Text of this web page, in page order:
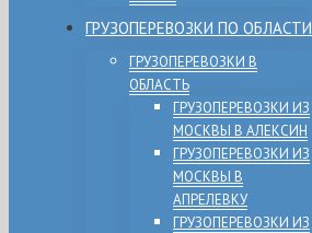
ГРУЗОПЕРЕВОЗКИ ПО ОБЛАСТИ
ГРУЗОПЕРЕВОЗКИ В
ОБЛАСТЬ
ГРУЗОПЕРЕВОЗКИ ИЗ
МОСКВЫ В АЛЕКСИН
ГРУЗОПЕРЕВОЗКИ ИЗ
МОСКВЫ В
АПРЕЛЕВКУ
ГРУЗОПЕРЕВОЗКИ ИЗ